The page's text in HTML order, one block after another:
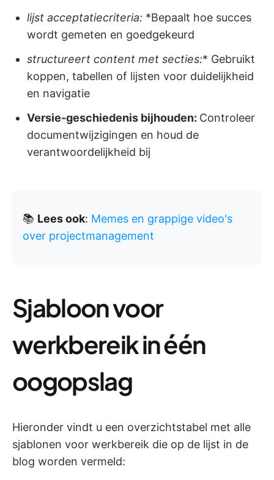
lijst acceptatiecriteria: *Bepaalt hoe succes
wordt gemeten en goedgekeurd
structureert content met secties:* Gebruikt
koppen, tabellen of lijsten voor duidelijkheid
en navigatie
Versie-geschiedenis bijhouden: Controleer
documentwijzigingen en houd de
verantwoordelijkheid bij
📚 Lees ook: Memes en grappige video's
over projectmanagement
Sjabloon voor
werkbereik in één
oogopslag
Hieronder vindt u een overzichtstabel met alle
sjablonen voor werkbereik die op de lijst in de
blog worden vermeld: